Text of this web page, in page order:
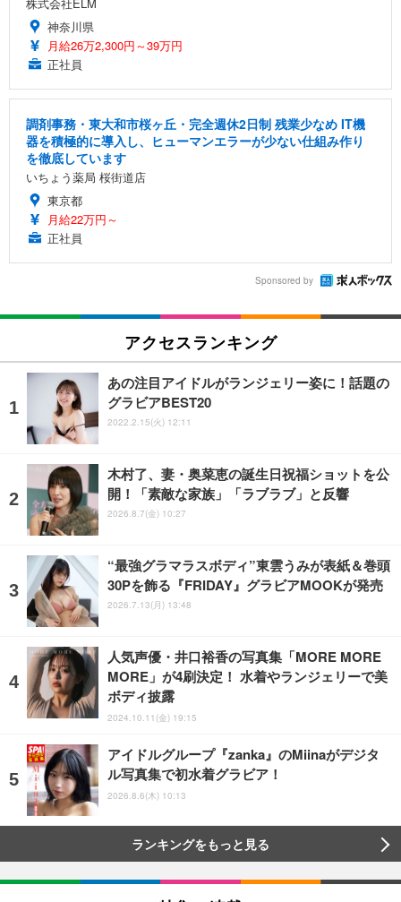
神奈川県
月給26万2,300円～39万円
正社員
調剤事務・東大和市桜ヶ丘・完全週休2日制 残業少なめ IT機
器を積極的に導入し、ヒューマンエラーが少ない仕組み作り
を徹底しています
いちょう薬局 桜街道店
東京都
月給22万円～
正社員
Sponsored by
アクセスランキング
あの注目アイドルがランジェリー姿に！話題の
グラビアBEST20
2022.2.15(火) 12:11
木村了、妻・奥菜恵の誕生日祝福ショットを公
開！「素敵な家族」「ラブラブ」と反響
2026.8.7(金) 10:27
“最強グラマラスボディ”東雲うみが表紙＆巻頭
30Pを飾る『FRIDAY』グラビアMOOKが発売
2026.7.13(月) 13:48
人気声優・井口裕香の写真集「MORE MORE
MORE」が4刷決定！ 水着やランジェリーで美
ボディ披露
2024.10.11(金) 19:15
アイドルグループ『zanka』のMiinaがデジタ
ル写真集で初水着グラビア！
2026.8.6(木) 10:13
ランキングをもっと見る